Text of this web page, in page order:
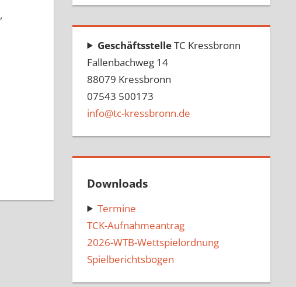
GeschäftsstelleTC Kressbronn
Fallenbachweg 14
88079 Kressbronn
07543 500173
info@tc-kressbronn.de
Downloads
Termine
TCK-Aufnahmeantrag
2026-WTB-Wettspielordnung
Spielberichtsbogen